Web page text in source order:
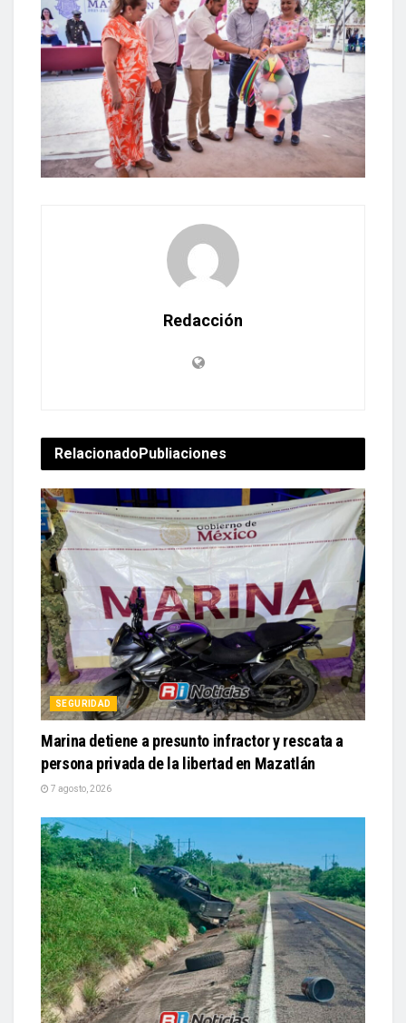
Redacción
RelacionadoPubliaciones
SEGURIDAD
Marina detiene a presunto infractor y rescata a
persona privada de la libertad en Mazatlán
7 agosto, 2026